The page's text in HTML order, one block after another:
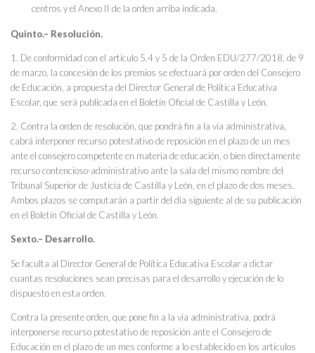
centros y el Anexo II de la orden arriba indicada.
Quinto.– Resolución.
1. De conformidad con el artículo 5.4 y 5 de la Orden EDU/277/2018, de 9
de marzo, la concesión de los premios se efectuará por orden del Consejero
de Educación, a propuesta del Director General de Política Educativa
Escolar, que será publicada en el Boletín Oficial de Castilla y León.
2. Contra la orden de resolución, que pondrá fin a la vía administrativa,
cabrá interponer recurso potestativo de reposición en el plazo de un mes
ante el consejero competente en materia de educación, o bien directamente
recurso contencioso-administrativo ante la sala del mismo nombre del
Tribunal Superior de Justicia de Castilla y León, en el plazo de dos meses.
Ambos plazos se computarán a partir del día siguiente al de su publicación
en el Boletín Oficial de Castilla y León.
Sexto.– Desarrollo.
Se faculta al Director General de Política Educativa Escolar a dictar
cuantas resoluciones sean precisas para el desarrollo y ejecución de lo
dispuesto en esta orden.
Contra la presente orden, que pone fin a la vía administrativa, podrá
interponerse recurso potestativo de reposición ante el Consejero de
Educación en el plazo de un mes conforme a lo establecido en los artículos